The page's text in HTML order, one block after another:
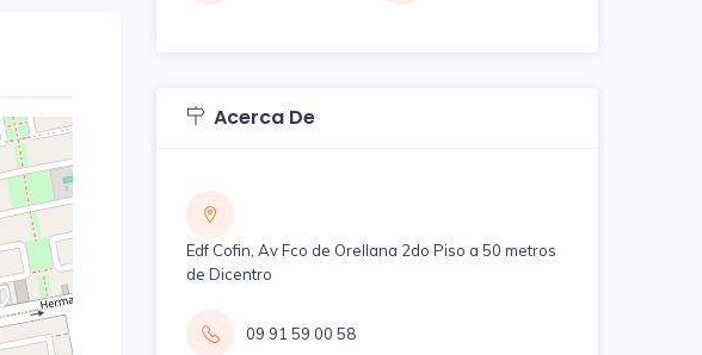
Acerca De
Edf Cofin, Av Fco de Orellana 2do Piso a 50 metros
de Dicentro
09 91 59 00 58